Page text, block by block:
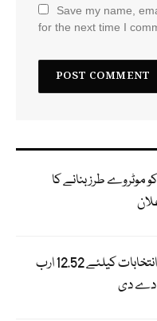
Save my name,
for the next time I
موٹروے طرز بنانے کا
پنجاب حکومت نے بلدیاتی انتخابات کیلئے 12.52 ارب
دے دی